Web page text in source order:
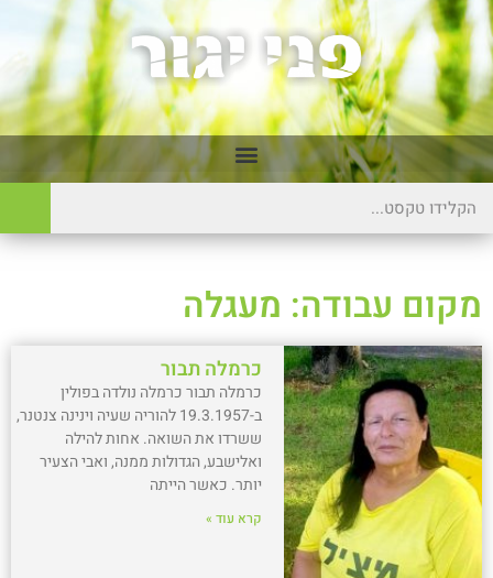
מקום עבודה: מעגלה
כרמלה תבור
כרמלה תבור כרמלה נולדה בפולין
ב-19.3.1957 להוריה שעיה וינינה צנטנר,
ששרדו את השואה. אחות להילה
ואלישבע, הגדולות ממנה, ואבי הצעיר
יותר. כאשר הייתה
קרא עוד »